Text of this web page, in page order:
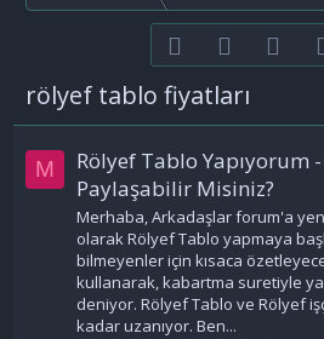
FacebookTwitter
rölyef tablo fiyatları
M
Rölyef Tablo Yapıyorum
Paylaşabilir Misiniz?
Merhaba, Arkadaşlar forum'a
olarak Rölyef Tablo yapmaya
bilmeyenler için kısaca
kullanarak, kabartma suretiyle
deniyor. Rölyef Tablo ve Rölyef
kadar uzanıyor. Ben...